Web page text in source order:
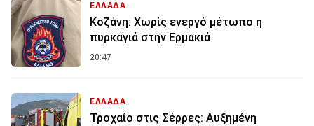
ΕΛΛΑΔΑ
Κοζάνη: Χωρίς ενεργό μέτωπο η
πυρκαγιά στην Ερμακιά
20:47
ΕΛΛΑΔΑ
Τροχαίο στις Σέρρες: Αυξημένη